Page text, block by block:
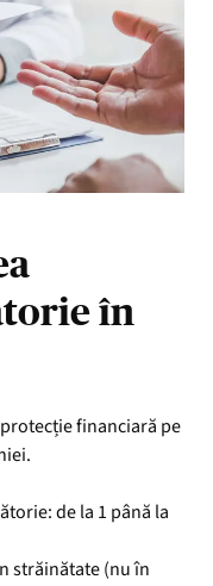
în
financiară pe
de la 1 până la
străinătate (nu în